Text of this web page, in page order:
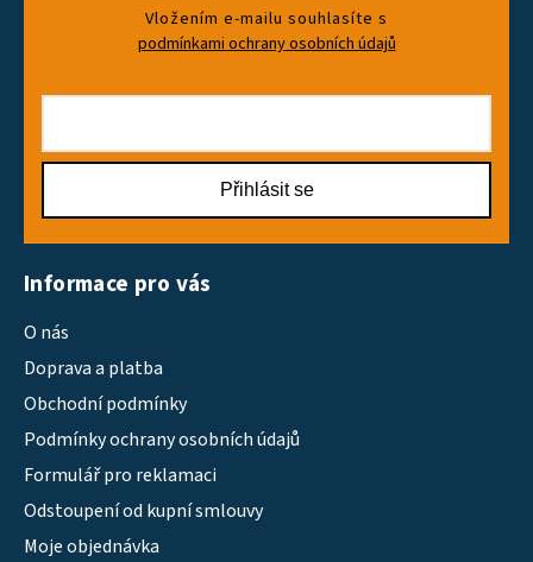
Vložením e-mailu souhlasíte s
podmínkami ochrany osobních údajů
Přihlásit se
Informace pro vás
O nás
Doprava a platba
Obchodní podmínky
Podmínky ochrany osobních údajů
Formulář pro reklamaci
Odstoupení od kupní smlouvy
Moje objednávka